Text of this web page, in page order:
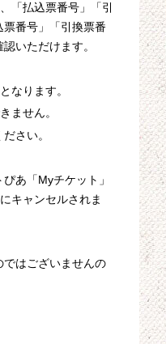
「払込票番号」「引
番号」「引換票番
いただけます。
なります。
ません。
さい。
あ「Myチケット」
キャンセルされま
ではございませんの